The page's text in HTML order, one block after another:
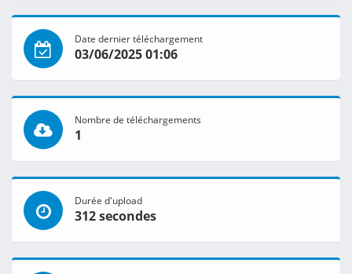
Date dernier téléchargement
03/06/2025 01:06
Nombre de téléchargements
1
Durée d'upload
312 secondes